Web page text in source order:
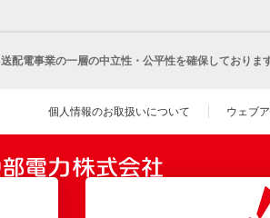
送配電事業の一層の中立性・公平性を確保しております
個人情報のお取扱いについて ウェブ